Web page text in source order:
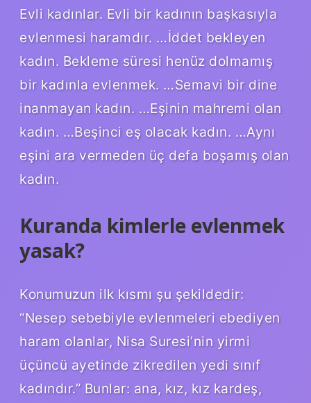
Evli kadınlar. Evli bir kadının başkasıyla
evlenmesi haramdır. …İddet bekleyen
kadın. Bekleme süresi henüz dolmamış
bir kadınla evlenmek. …Semavi bir dine
inanmayan kadın. …Eşinin mahremi olan
kadın. …Beşinci eş olacak kadın. …Aynı
eşini ara vermeden üç defa boşamış olan
kadın.
Kuranda kimlerle evlenmek
yasak?
Konumuzun ilk kısmı şu şekildedir:
“Nesep sebebiyle evlenmeleri ebediyen
haram olanlar, Nisa Suresi’nin yirmi
üçüncü ayetinde zikredilen yedi sınıf
kadındır.” Bunlar: ana, kız, kız kardeş,